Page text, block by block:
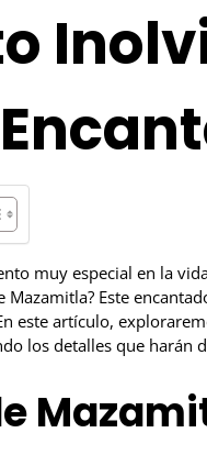
muy especial en la
Mazamitla? Este
este artículo,
los detalles que harán